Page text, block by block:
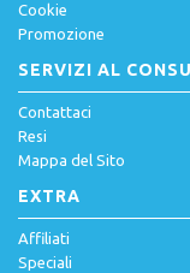
Cookie
Promozione
SERVIZI AL
Contattaci
Resi
Mappa del Sito
EXTRA
Affiliati
Speciali